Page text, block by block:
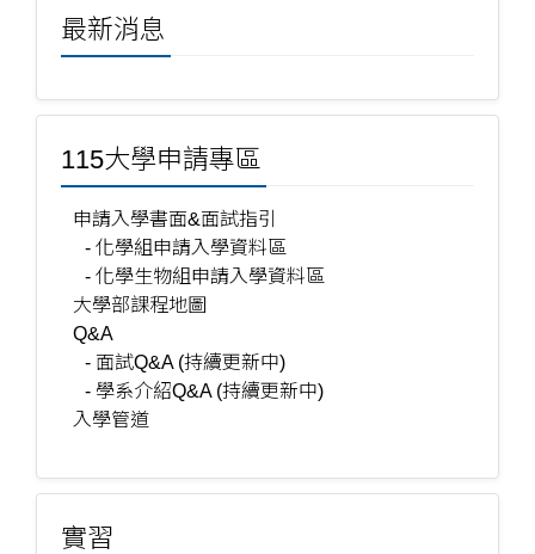
最新消息
115大學申請專區
申請入學書面&面試指引
- 化學組申請入學資料區
- 化學生物組申請入學資料區
大學部課程地圖
Q&A
- 面試Q&A (持續更新中)
- 學系介紹Q&A (持續更新中)
入學管道
實習